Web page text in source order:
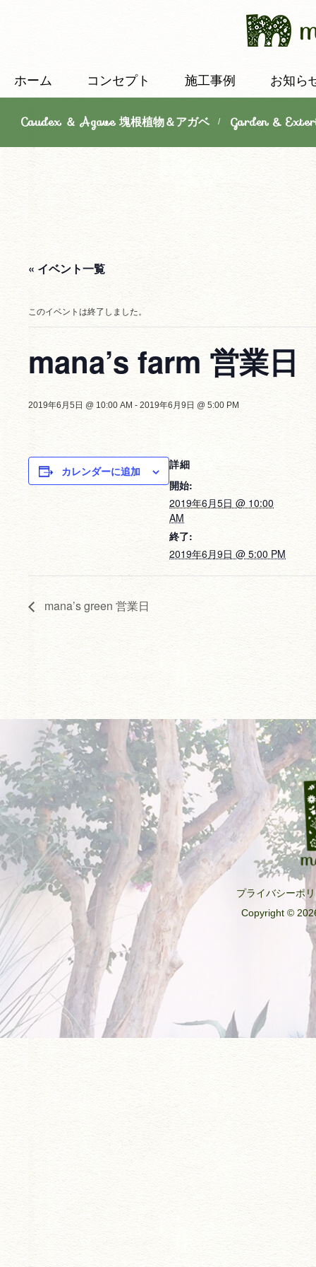
ホーム コンセプト 施工事例 お知ら
Caudex ＆ Agave 塊根植物＆アガベ/Garden &
« イベント一覧
このイベントは終了しました。
mana’s farm 営業日
2019年6月5日 @ 10:00 AM - 2019年6月9日 @ 5:00 PM
カレンダーに追加
詳細
開始:
2019年6月5日 @ 10:00
AM
終了:
2019年6月9日 @ 5:00 PM
mana’s green 営業日
プライバシーポ
Copyright ©